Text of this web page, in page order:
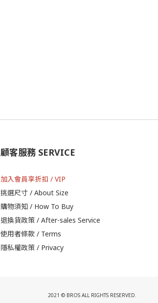
顧客服務 SERVICE
加入會員享折扣 / VIP
挑選尺寸 / About Size
購物須知 / How To Buy
退換貨政策 / After-sales Service
使用者條款 / Terms
隱私權政策 / Privacy
2021 © BROS ALL RIGHTS RESERVED.